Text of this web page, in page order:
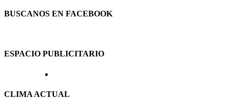
BUSCANOS EN FACEBOOK
ESPACIO PUBLICITARIO
CLIMA ACTUAL